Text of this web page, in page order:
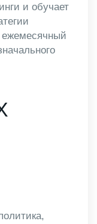
и обучает
ежемесячный